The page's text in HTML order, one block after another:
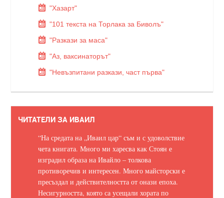
"Хазарт"
"101 текста на Торлака за Биволъ"
"Разкази за маса"
"Аз, ваксинаторът"
"Невъзпитани разкази, част първа"
ЧИТАТЕЛИ ЗА ИВАИЛ
“На средата на „Иваил цар“ съм и с удоволствие
чета книгата. Много ми харесва как Стоян е
изградил образа на Ивайло – толкова
противоречив и интересен. Много майсторски е
пресъздал и действителността от онази епоха.
Несигурността, която са усещали хората по